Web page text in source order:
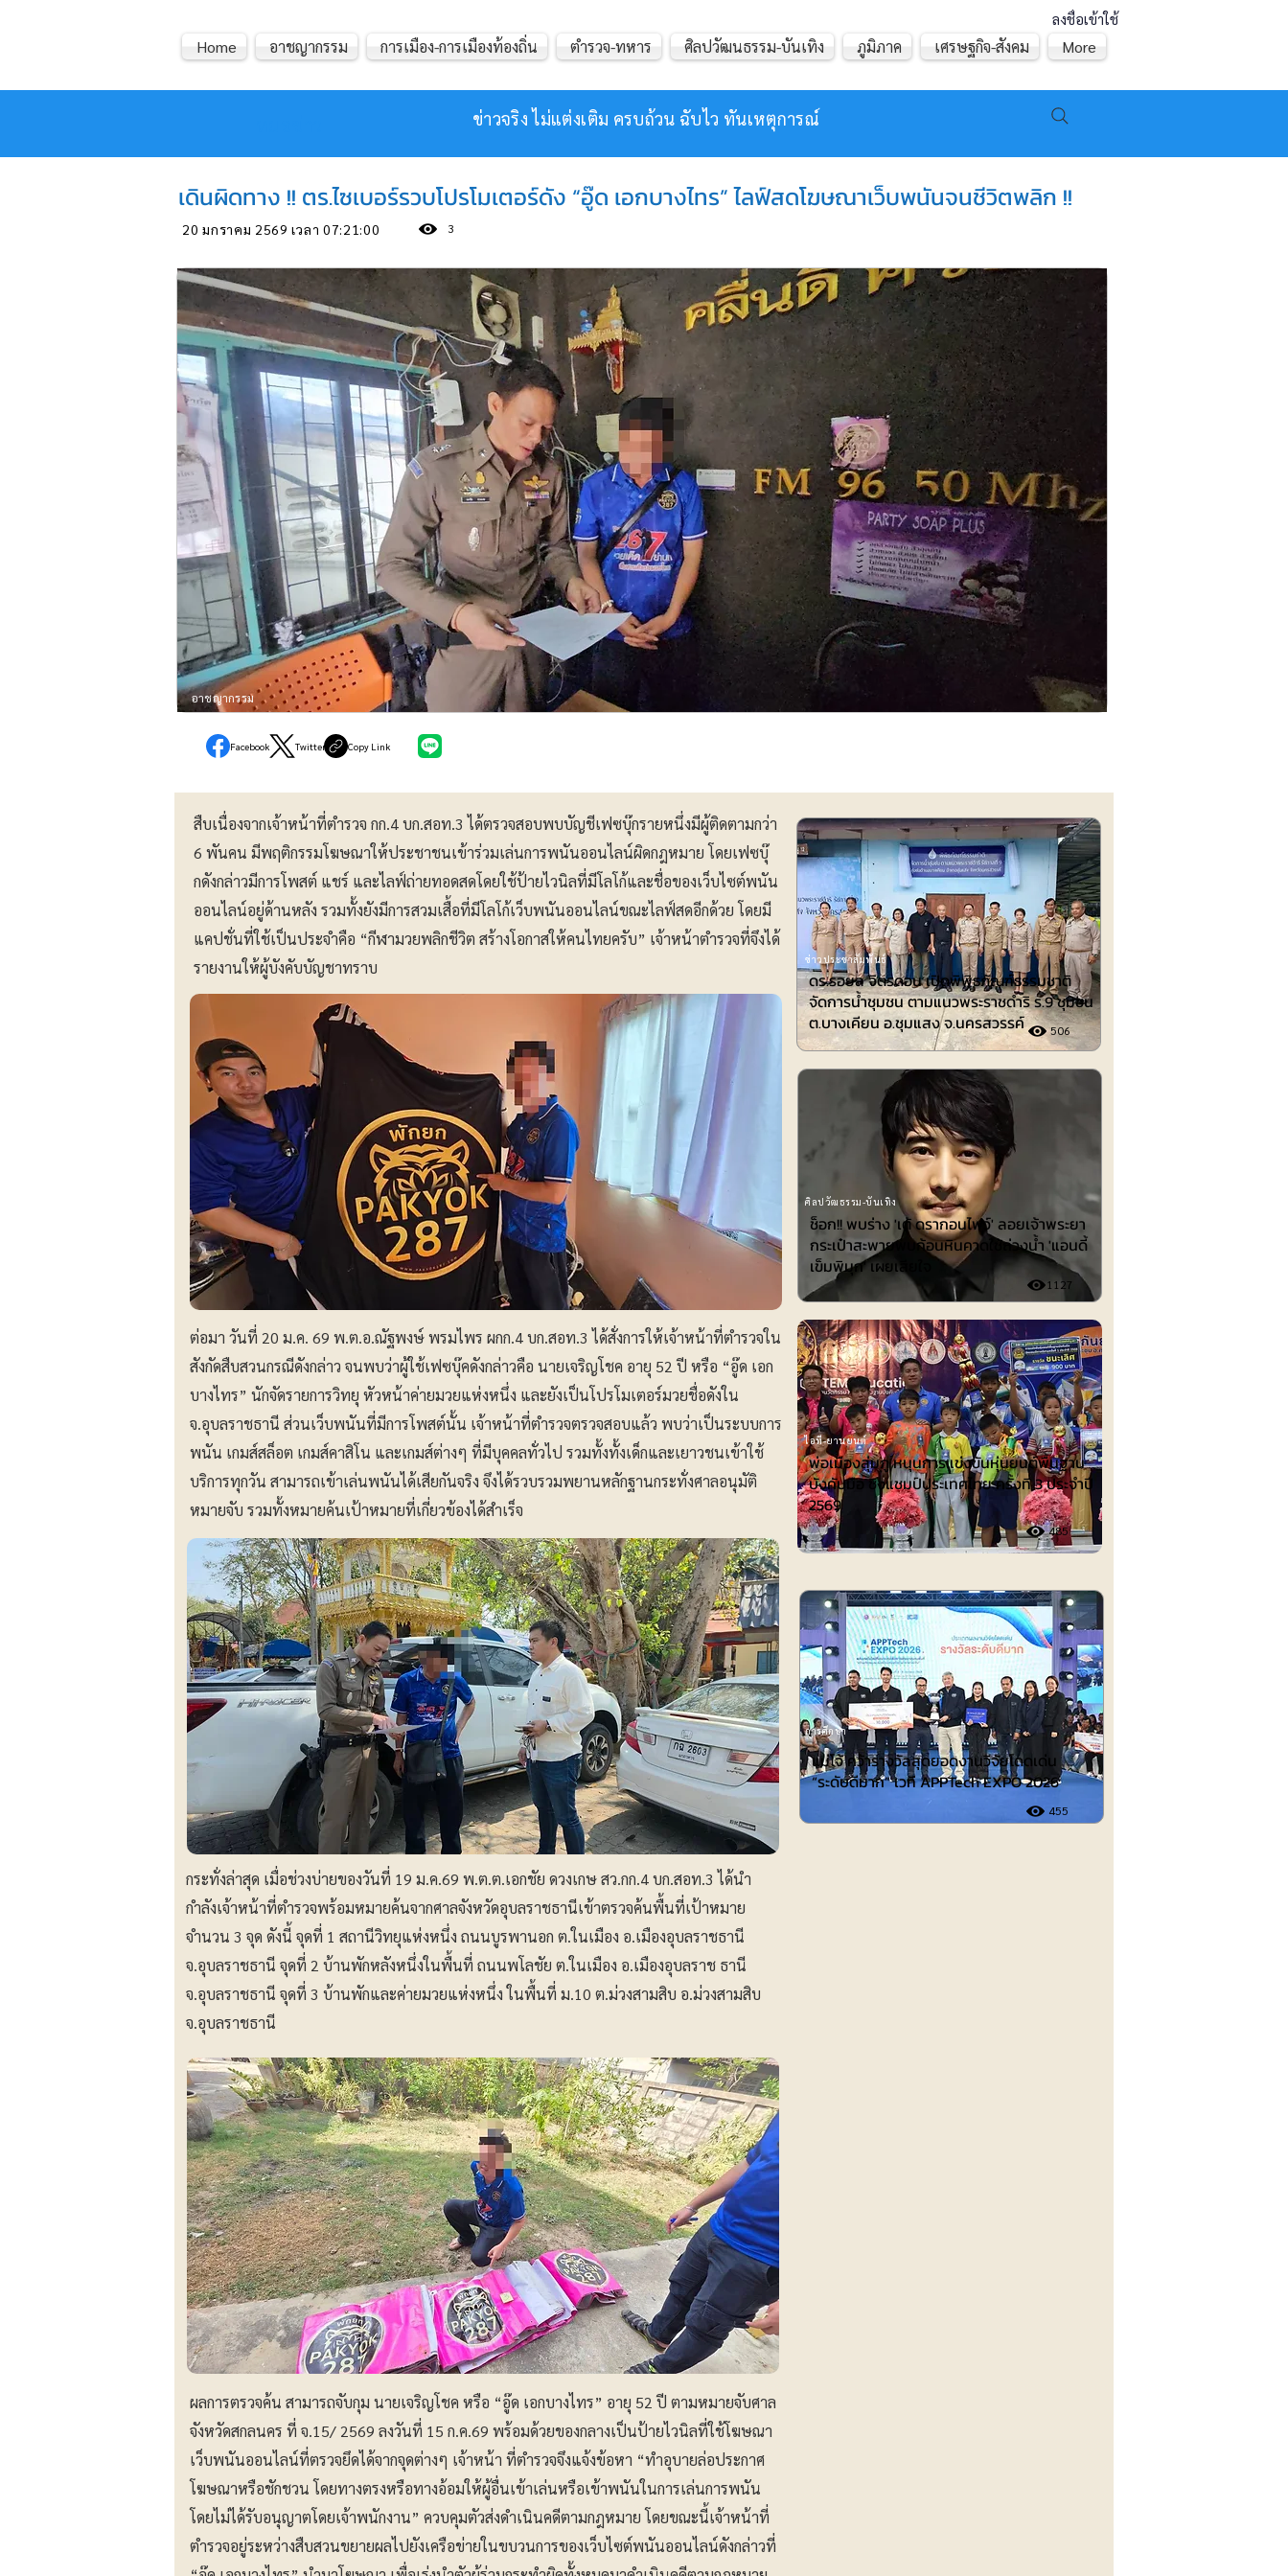
ลงชื่อเข้าใช้
ข่าวจริง ไม่แต่งเติม ครบถ้วน ฉับไว ทันเหตุการณ์
Home อาชญากรรม การเมือง-การเมืองท้องถิ่น ตำรวจ-ทหาร ศิลปวัฒนธรรม-บันเทิง ภูมิภาค เศรษฐกิจ-สังคม More
เดินผิดทาง !! ตร.ไซเบอร์รวบโปรโมเตอร์ดัง “อู๊ด เอกบางไทร” ไลฟ์สดโฆษณาเว็บพนันจนชีวิตพลิก !!
20 มกราคม 2569 เวลา 07:21:00 3
อาชญากรรม
Facebook Twitter Copy Link
สืบเนื่องจากเจ้าหน้าที่ตำรวจ กก.4 บก.สอท.3 ได้ตรวจสอบพบบัญชีเฟซบุ๊กรายหนึ่งมีผู้ติดตามกว่า
6 พันคน มีพฤติกรรมโฆษณาให้ประชาชนเข้าร่วมเล่นการพนันออนไลน์ผิดกฎหมาย โดยเฟซบุ๊
กดังกล่าวมีการโพสต์ แชร์ และไลฟ์ถ่ายทอดสดโดยใช้ป้ายไวนิลที่มีโลโก้และชื่อของเว็บไซต์พนัน
ออนไลน์อยู่ด้านหลัง รวมทั้งยังมีการสวมเสื้อที่มีโลโก้เว็บพนันออนไลน์ขณะไลฟ์สดอีกด้วย โดยมี
แคปชั่นที่ใช้เป็นประจำคือ “กีฬามวยพลิกชีวิต สร้างโอกาสให้คนไทยครับ” เจ้าหน้าตำรวจที่จึงได้
รายงานให้ผู้บังคับบัญชาทราบ
ต่อมา วันที่ 20 ม.ค. 69 พ.ต.อ.ณัฐพงษ์ พรมไพร ผกก.4 บก.สอท.3 ได้สั่งการให้เจ้าหน้าที่ตำรวจใน
สังกัดสืบสวนกรณีดังกล่าว จนพบว่าผู้ใช้เฟซบุ๊คดังกล่าวคือ นายเจริญโชค อายุ 52 ปี หรือ “อู๊ด เอก
บางไทร” นักจัดรายการวิทยุ หัวหน้าค่ายมวยแห่งหนึ่ง และยังเป็นโปรโมเตอร์มวยชื่อดังใน
จ.อุบลราชธานี ส่วนเว็บพนันที่มีการโพสต์นั้น เจ้าหน้าที่ตำรวจตรวจสอบแล้ว พบว่าเป็นระบบการ
พนัน เกมส์สล็อต เกมส์คาสิโน และเกมส์ต่างๆ ที่มีบุคคลทั่วไป รวมทั้งทั้งเด็กและเยาวชนเข้าใช้
บริการทุกวัน สามารถเข้าเล่นพนันได้เสียกันจริง จึงได้รวบรวมพยานหลักฐานกระทั่งศาลอนุมัติ
หมายจับ รวมทั้งหมายค้นเป้าหมายที่เกี่ยวข้องได้สำเร็จ
กระทั่งล่าสุด เมื่อช่วงบ่ายของวันที่ 19 ม.ค.69 พ.ต.ต.เอกชัย ดวงเกษ สว.กก.4 บก.สอท.3 ได้นำ
กำลังเจ้าหน้าที่ตำรวจพร้อมหมายค้นจากศาลจังหวัดอุบลราชธานีเข้าตรวจค้นพื้นที่เป้าหมาย
จำนวน 3 จุด ดังนี้ จุดที่ 1 สถานีวิทยุแห่งหนึ่ง ถนนบูรพานอก ต.ในเมือง อ.เมืองอุบลราชธานี
จ.อุบลราชธานี จุดที่ 2 บ้านพักหลังหนึ่งในพื้นที่ ถนนพโลชัย ต.ในเมือง อ.เมืองอุบลราช ธานี
จ.อุบลราชธานี จุดที่ 3 บ้านพักและค่ายมวยแห่งหนึ่ง ในพื้นที่ ม.10 ต.ม่วงสามสิบ อ.ม่วงสามสิบ
จ.อุบลราชธานี
ผลการตรวจค้น สามารถจับกุม นายเจริญโชค หรือ “อู๊ด เอกบางไทร” อายุ 52 ปี ตามหมายจับศาล
จังหวัดสกลนคร ที่ จ.15/ 2569 ลงวันที่ 15 ก.ค.69 พร้อมด้วยของกลางเป็นป้ายไวนิลที่ใช้โฆษณา
เว็บพนันออนไลน์ที่ตรวจยึดได้จากจุดต่างๆ เจ้าหน้า ที่ตำรวจจึงแจ้งข้อหา “ทำอุบายล่อประกาศ
โฆษณาหรือชักชวน โดยทางตรงหรือทางอ้อมให้ผู้อื่นเข้าเล่นหรือเข้าพนันในการเล่นการพนัน
โดยไม่ได้รับอนุญาตโดยเจ้าพนักงาน” ควบคุมตัวส่งดำเนินคดีตามกฎหมาย โดยขณะนี้เจ้าหน้าที่
ตำรวจอยู่ระหว่างสืบสวนขยายผลไปยังเครือข่ายในขบวนการของเว็บไซต์พนันออนไลน์ดังกล่าวที่
ดร.รอยล จิตรดอน เปิดพิพิธภัณฑ์ธรรมชาติ
จัดการน้ำชุมชน ตามแนวพระราชดำริ ร.9 ชุมชน
ต.บางเคียน อ.ชุมแสง จ.นครสวรรค์
506
ข่าวประชาสัมพันธ์
ช็อก!! พบร่าง 'เต้ ดรากอนไฟว์' ลอยเจ้าพระยา
กระเป๋าสะพายพบก้อนหินคาดใช้ถ่วงน้ำ 'แอนดี้
เข็มพิมุก' เผยเสียใจ
1127
ศิลปวัฒธรรม-บันเทิง
ไอที-ยานยนต์
พ่อเมืองลุ่มภู หนุนการแข่งขันหุ่นยนต์พื้นฐาน
บังคับมือ ชิงแชมป์ประเทศไทย ครั้งที่ 3 ประจำปี
2569
485
การศึกษา
แม่โจ้ คว้ารางวัลสุดยอดงานวิจัยโดดเด่น
“ระดับดีมาก” เวที APPTech EXPO 2026
455